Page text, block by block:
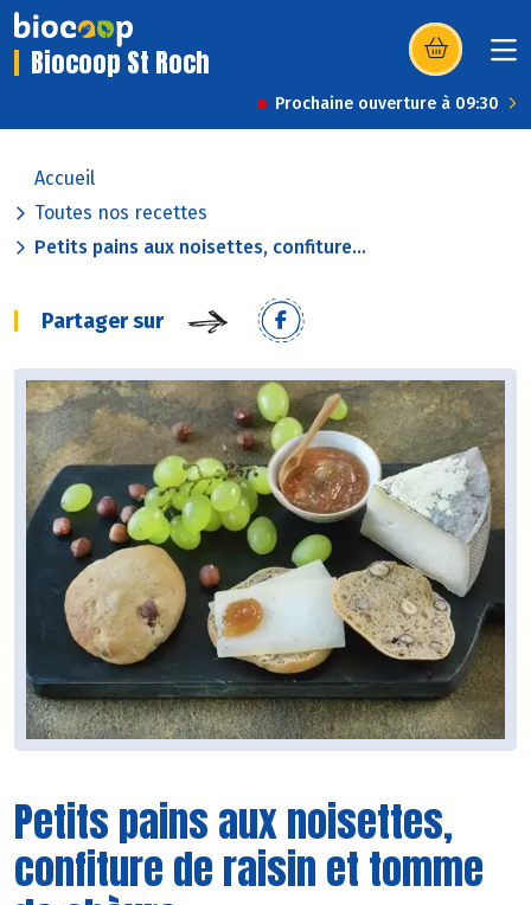
Biocoop St Roch (s’ouvre dans
Prochaine ouverture à 09:30
Accueil
Toutes nos recettes
Petits pains aux noisettes, confiture...
Partager sur
Petits pains aux noisettes,
confiture de raisin et tomme